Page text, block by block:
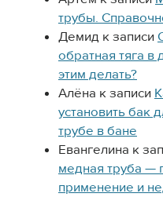
трубы.
Демид к записи
обратная тяга в
этим делать?
Алёна к записи
установить бак
трубе в бане
Евангелина к
медная труба —
применение и